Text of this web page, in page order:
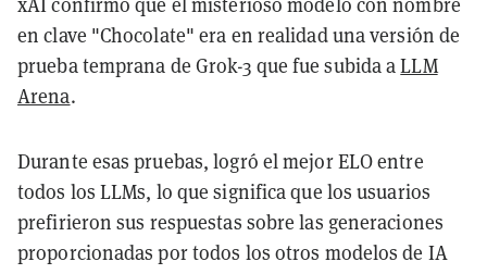
en clave "Chocolate" era en realidad una versión de
prueba temprana de Grok-3 que fue subida aLLM
Arena.
Durante esas pruebas, logró el mejor ELO entre
todos los LLMs, lo que significa que los usuarios
prefirieron sus respuestas sobre las generaciones
proporcionadas por todos los otros modelos de IA